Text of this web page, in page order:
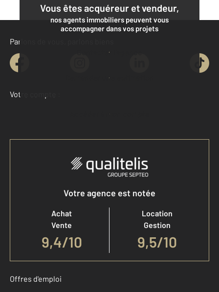
Vous êtes acquéreur et vendeur,
nos agents immobiliers peuvent vous
accompagner dans vos projets
Contacter l'agence
Demander une estimation
Parlons de vous, parlons biens
Votre compte :
Accéder à mon compte
Votre agence est notée
Achat
Vente
9,4/10
Location
Gestion
9,5/10
Offres d'emploi